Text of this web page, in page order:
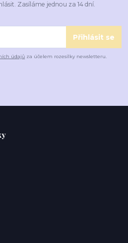
Zasíláme jednou za 14 dní.
Přihlásit se
údajů za účelem rozesílky newsletteru.